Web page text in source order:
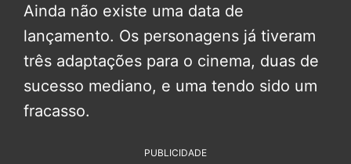
Ainda não existe uma data de
lançamento. Os personagens já tiveram
três adaptações para o cinema, duas de
sucesso mediano, e uma tendo sido um
fracasso.
PUBLICIDADE